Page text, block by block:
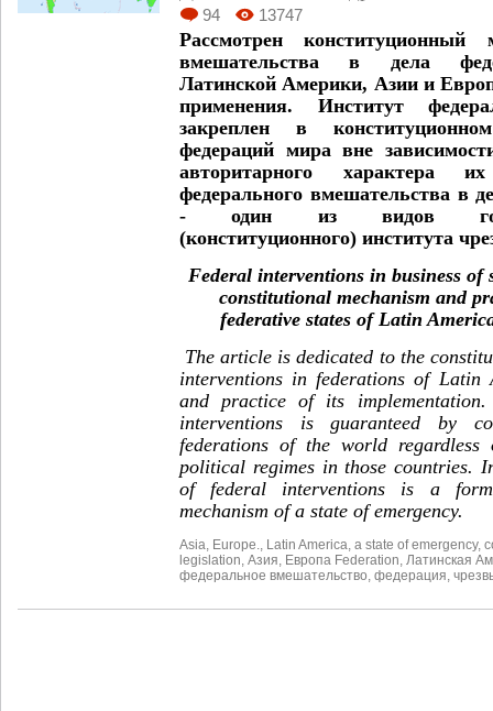
94 13747
Рассмотрен конституционный
вмешательства в дела
Латинской Америки, Азии и
применения. Институт
закреплен в
федераций мира вне
авторитарного характера
федерального вмешательства в
- один из видов
(конституционного) института
Federal interventions in business of
constitutional mechanism and
federative states of Latin
The article is dedicated to the
interventions in federations of Latin
and practice of its
interventions is guaranteed by
federations of the world
political regimes in those countries.
of federal interventions is a
mechanism of a state of emergency.
Asia Europe. Latin America a state of emergency,
legislation Азия Европа Federation Латинская
федеральное вмешательство федерация